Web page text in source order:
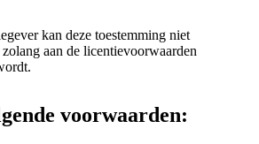
kan deze toestemming niet
aan de licentievoorwaarden
voorwaarden: